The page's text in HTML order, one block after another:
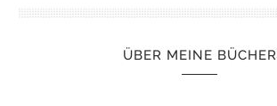
ÜBER MEINE BÜCHER